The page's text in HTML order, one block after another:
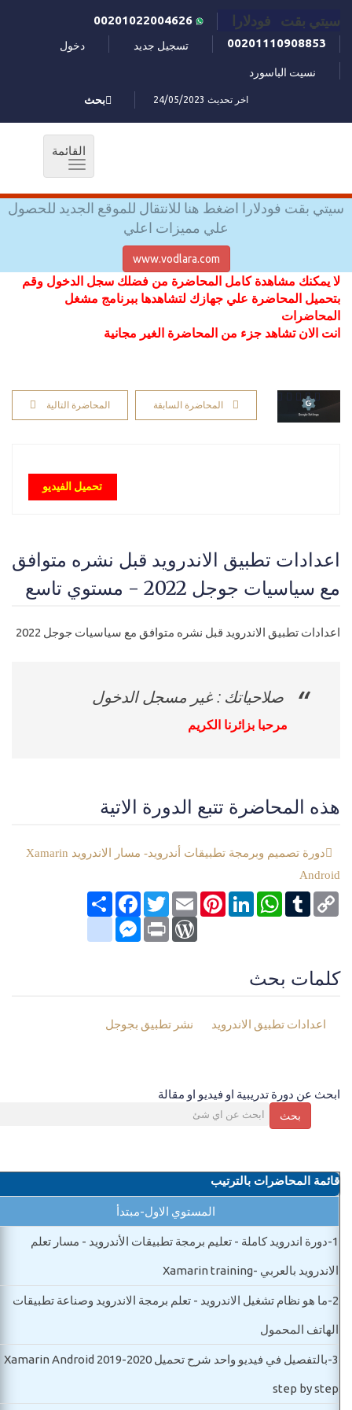
سيتي بقت فودلارا
00201110908853
تسجيل جديد دخول
نسيت الباسورد
اخر تحديث 24/05/2023 بحث
القائمة
Toggle
سيتي بقت فودلارا اضغط هنا للانتقال للموقع الجديد للحصول
علي مميزات اعلي
www.vodlara.com
لا يمكنك مشاهدة كامل المحاضرة من فضلك سجل الدخول وقم
بتحميل المحاضرة علي جهازك لتشاهدها ببرنامج مشغل
المحاضرات
انت الان تشاهد جزء من المحاضرة الغير مجانية
المحاضرة السابقة المحاضرة التالية
تحميل الفيديو
اعدادات تطبيق الاندرويد قبل نشره متوافق
مع سياسيات جوجل 2022 - مستوي تاسع
اعدادات تطبيق الاندرويد قبل نشره متوافق مع سياسيات جوجل 2022
صلاحياتك : غير مسجل الدخول
مرحبا بزائرنا الكريم
هذه المحاضرة تتبع الدورة الاتية
دورة تصميم وبرمجة تطبيقات أندرويد- مسار الاندرويد Xamarin
Android
انشر
FacebookTwitterEmail
PinterestLinkedIn
WhatsAppTumblr Copy
Link
google_bookmarksMessenger Print
WordPress
كلمات بحث
اعدادات تطبيق الاندرويد نشر تطبيق بجوجل
ابحث عن دورة تدريبية او فيديو او مقالة
بحث
قائمة المحاضرات بالترتيب
المستوي الاول-مبتدأ
1- دورة اندرويد كاملة - تعليم برمجة تطبيقات الأندرويد - مسار تعلم
الاندرويد بالعربي -Xamarin training
2- ما هو نظام تشغيل الاندرويد - تعلم برمجة الاندرويد وصناعة تطبيقات
الهاتف المحمول
3- بالتفصيل في فيديو واحد شرح تحميل Xamarin Android 2019-2020
step by step